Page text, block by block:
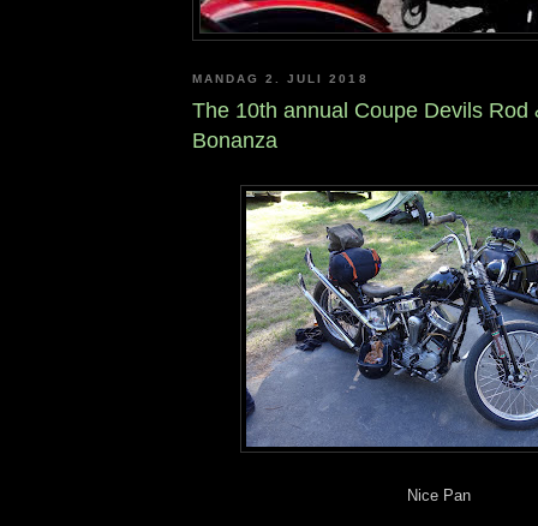
MANDAG 2. JULI 2018
The 10th annual Coupe Devils Rod
Bonanza
Nice Pan